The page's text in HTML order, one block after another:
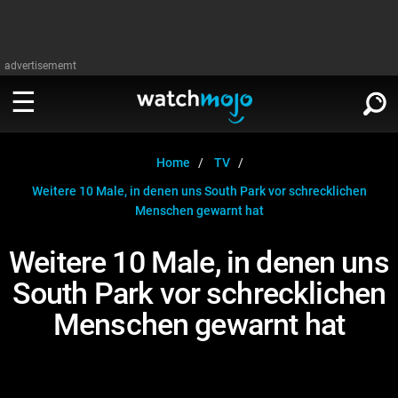
advertisememt
Fernsehen
Musik
Film
Fernsehen
Home
TV
Weitere 10 Male, in denen uns South Park vor schrecklichen
Menschen gewarnt hat
Weitere 10 Male, in denen uns
South Park vor schrecklichen
Menschen gewarnt hat